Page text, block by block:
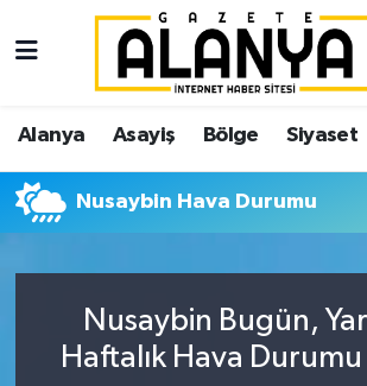
Alanya Asayiş Bölge Siyaset
Nusaybin Hava Durumu
Nusaybin Bugün,
Haftalık Hava
Alanya
Asayiş
Bölge
Siyaset
Spor
İstanbul Nöbetçi Eczaneler
İstanbul Hava Durumu
İstanbul Trafik Yoğunluk Haritası
Süper Lig Puan Durumu ve
Tüm Manşetler